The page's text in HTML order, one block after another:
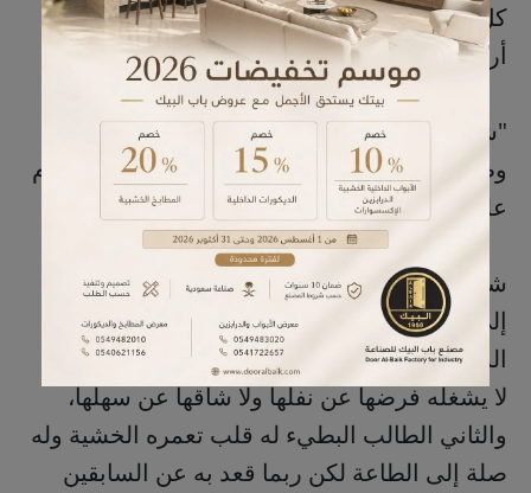
كل هذا بينما أنا المسكين أدّعي أنني لا أسمع لا
أرى!
"شغل من الجنة والنار أمامه. ساع سريع نجا،
وطالب بطيء رجا، ومقصر في النار هوى" .. الإمام
علي بن أبي طالب عليه السلام.
شرح ابن أبي الحديد الكلام فقال: "يقسم الناس
إلى ثلاثة أقسام: الأول الساعي إلى ما عند الله
السريع في سعيه وهو الواقف عند حدود الشريعة
لا يشغله فرضها عن نفلها ولا شاقها عن سهلها،
والثاني الطالب البطيء له قلب تعمره الخشية وله
صلة إلى الطاعة لكن ربما قعد به عن السابقين